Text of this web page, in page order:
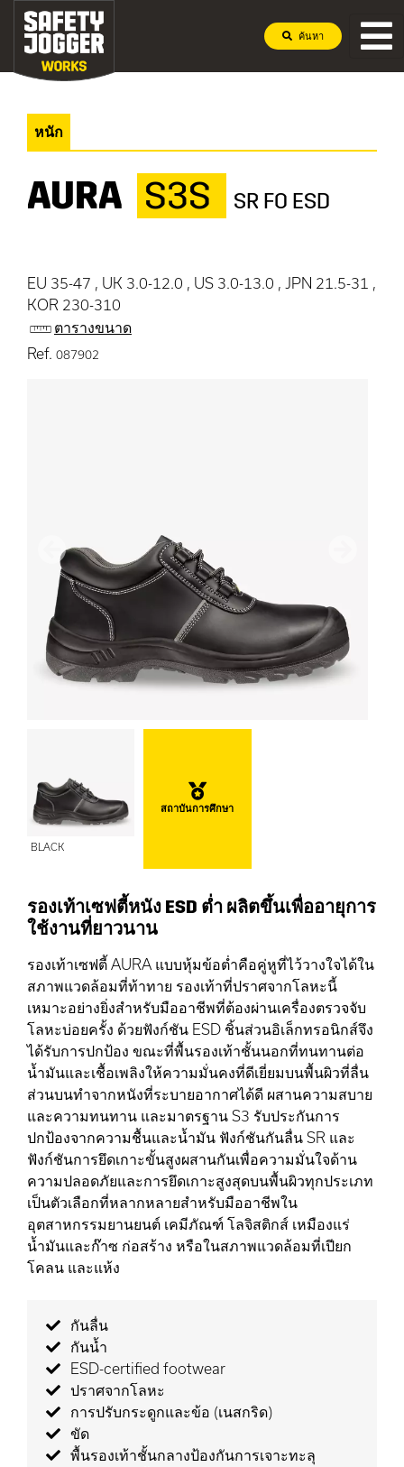
ค้นหา
หนัก
AURA S3S SR FO ESD
EU 35-47 , UK 3.0-12.0 , US 3.0-13.0 , JPN 21.5-31 ,
KOR 230-310
ตารางขนาด
Ref. 087902
ก่อนหน้า
BLACK
สถาบันการศึกษา
รองเท้าเซฟตี้หนัง ESD ต่ำ ผลิตขึ้นเพื่ออายุการ
ใช้งานที่ยาวนาน
รองเท้าเซฟตี้ AURA แบบหุ้มข้อต่ำคือคู่หูที่ไว้วางใจได้ใน
สภาพแวดล้อมที่ท้าทาย รองเท้าที่ปราศจากโลหะนี้
เหมาะอย่างยิ่งสำหรับมืออาชีพที่ต้องผ่านเครื่องตรวจจับ
โลหะบ่อยครั้ง ด้วยฟังก์ชัน ESD ชิ้นส่วนอิเล็กทรอนิกส์จึง
ได้รับการปกป้อง ขณะที่พื้นรองเท้าชั้นนอกที่ทนทานต่อ
น้ำมันและเชื้อเพลิงให้ความมั่นคงที่ดีเยี่ยมบนพื้นผิวที่ลื่น
ส่วนบนทำจากหนังที่ระบายอากาศได้ดี ผสานความสบาย
และความทนทาน และมาตรฐาน S3 รับประกันการ
ปกป้องจากความชื้นและน้ำมัน ฟังก์ชันกันลื่น SR และ
ฟังก์ชันการยึดเกาะขั้นสูงผสานกันเพื่อความมั่นใจด้าน
ความปลอดภัยและการยึดเกาะสูงสุดบนพื้นผิวทุกประเภท
เป็นตัวเลือกที่หลากหลายสำหรับมืออาชีพใน
อุตสาหกรรมยานยนต์ เคมีภัณฑ์ โลจิสติกส์ เหมืองแร่
น้ำมันและก๊าซ ก่อสร้าง หรือในสภาพแวดล้อมที่เปียก
โคลน และแห้ง
กันลื่น
กันน้ำ
ESD-certified footwear
ปราศจากโลหะ
การปรับกระดูกและข้อ (เนสกริด)
ขัด
พื้นรองเท้าชั้นกลางป้องกันการเจาะทะลุ